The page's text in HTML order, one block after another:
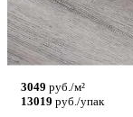
3049 руб./м²
13019 руб./упак